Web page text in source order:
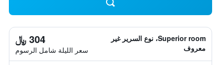
Superior room، نوع السرير غير
معروف
304 ﷼
سعر الليلة شامل الرسوم